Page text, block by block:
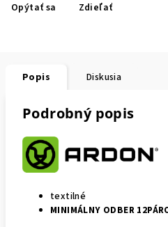
Opýtať sa Zdieľať
Popis Diskusia
Podrobný popis
textilné
MINIMÁLNY ODBER